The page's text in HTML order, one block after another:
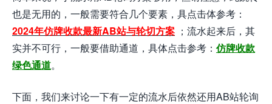
也是无用的，一般需要符合几个要素，具点击体参考：
2024年仿牌收款最新AB站与轮切方案 ；流水起来后，其
实并不可行，一般要借助通道，具体点击参考： 仿牌收款
绿色通道。
下面，我们来讨论一下有一定的流水后依然还用AB站轮询